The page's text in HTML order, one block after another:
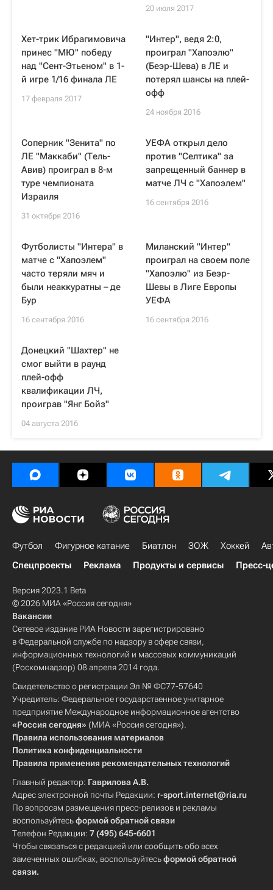
20 июля 2017
Хет-трик Ибрагимовича
принес "МЮ" победу
над "Сент-Этьеном" в 1-
й игре 1/16 финала ЛЕ
17 февраля 2017
"Интер", ведя 2:0,
проиграл "Хапоэлю"
(Беэр-Шева) в ЛЕ и
потерял шансы на плей-
офф
24 ноября 2016
Соперник "Зенита" по
ЛЕ "Маккаби" (Тель-
Авив) проиграл в 8-м
туре чемпионата
Израиля
31 октября 2016
УЕФА открыл дело
против "Селтика" за
запрещенный баннер в
матче ЛЧ с "Хапоэлем"
16 сентября 2016
Футболисты "Интера" в
матче с "Хапоэлем"
часто теряли мяч и
были неаккуратны – де
Бур
16 сентября 2016
Миланский "Интер"
проиграл на своем поле
"Хапоэлю" из Беэр-
Шевы в Лиге Европы
УЕФА
16 сентября 2016
Донецкий "Шахтер" не
смог выйти в раунд
плей-офф
квалификации ЛЧ,
проиграв "Янг Бойз"
04 августа 2016
Футбол Фигурное катание Биатлон ЗОЖ Хоккей
Спецпроекты
Реклама Продукты и сервисы Пресс-
Версия 2023.1 Beta
© 2026 МИА «Россия сегодня»
Вакансии
Сетевое издание РИА Новости зарегистрировано
в Федеральной службе по надзору в сфере связи,
информационных технологий и массовых коммуникаций
(Роскомнадзор) 08 апреля 2014 года.
Свидетельство о регистрации Эл № ФС77-57640
Учредитель: Федеральное государственное унитарное
предприятие Международное информационное агентство
«Россия сегодня» (МИА «Россия сегодня»).
Правила использования материалов
Политика конфиденциальности
Правила применения рекомендательных технологий
Главный редактор: Гаврилова А.В.
Адрес электронной почты Редакции: r-sport.internet@ria.ru
По вопросам размещения пресс-релизов и рекламы
воспользуйтесьформой обратной связи
Телефон Редакции: 7 (495) 645-6601
Чтобы связаться с редакцией или сообщить обо всех
замеченных ошибках, воспользуйтесьформой обратной
связи.